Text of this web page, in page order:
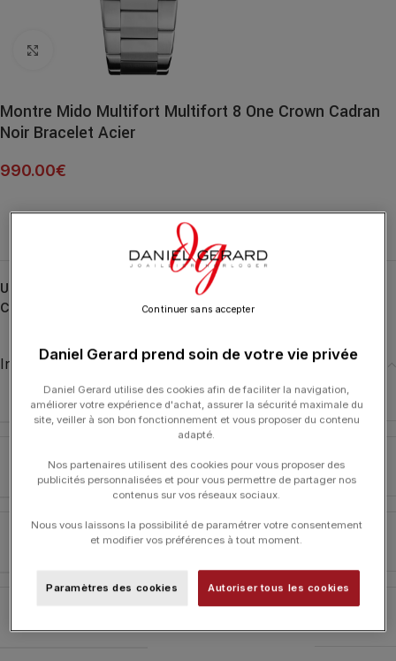
Click to enlarge
Montre Mido Multifort Multifort 8 One Crown Cadran
Noir Bracelet Acier
990.00€
UGS :
Catégories :
HORLOGERIE, MIDO
Informations complémentaires
DIAMÈTRE 40 mm
MATIÈRE Acier Inoxydable
Daniel Gerard prend soin de votre vie privée
Daniel Gerard utilise des cookies afin de faciliter la navigation,
améliorer votre expérience d'achat, assurer la sécurité maximale du
site, veiller à son bon fonctionnement et vous proposer du contenu
adapté.
Nos partenaires utilisent des cookies pour vous proposer des
publicités personnalisées et pour vous permettre de partager nos
contenus sur vos réseaux sociaux.
Nous vous laissons la possibilité de paramétrer votre consentement
et modifier vos préférences à tout moment.
Paramètres des cookies Autoriser tous les cookies
Continuer sans accepter